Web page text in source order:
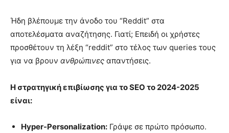
Ήδη βλέπουμε την άνοδο του “Reddit” στα
αποτελέσματα αναζήτησης. Γιατί; Επειδή οι χρήστες
προσθέτουν τη λέξη “reddit” στο τέλος των queries τους
για να βρουν ανθρώπινες απαντήσεις.
Η στρατηγική επιβίωσης για το SEO το 2024-2025
είναι:
Hyper-Personalization: Γράψε σε πρώτο πρόσωπο.